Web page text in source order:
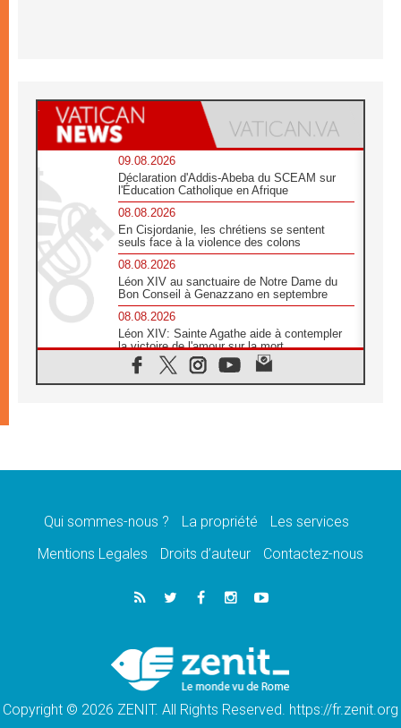
09.08.2026
Déclaration d'Addis-Abeba du SCEAM sur
l'Éducation Catholique en Afrique
08.08.2026
En Cisjordanie, les chrétiens se sentent
seuls face à la violence des colons
08.08.2026
Léon XIV au sanctuaire de Notre Dame du
Bon Conseil à Genazzano en septembre
08.08.2026
Léon XIV: Sainte Agathe aide à contempler
la victoire de l'amour sur la mort
08.08.2026
«Relancer l'empathie», le projet Triennal d'art
08.08.2026
07.08.2026
Calapan devient un diocèse
Congo-Brazzaville: le 15 août, entre solennité
de l'Assomption et mémoire nationale
«La paix commence par l'empathie» estime
le cardinal Parolin
Qui sommes-nous ? La propriété
Les services
Mentions Legales
Droits d’auteur Contactez-nous
Copyright © 2026 ZENIT. All Rights Reserved. https://fr.zenit.org